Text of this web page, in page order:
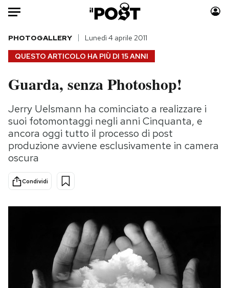
Auto
HOME
Italia
Politica
Tecnologia
Internet
Scienza
Cultura
Economia
Moda
Consumismi
Storie/Idee
Ok Boomer!
PODCAST
NEWSLETTER
QUESTO ARTICOLO HA PIÙ DI 15 ANNI
PHOTOGALLERY Lunedì 4 aprile 2011
Guarda, senza Photoshop!
Jerry Uelsmann ha cominciato a realizzare i
suoi fotomontaggi negli anni Cinquanta, e
ancora oggi tutto il processo di post
produzione avviene esclusivamente in camera
oscura
Condividi